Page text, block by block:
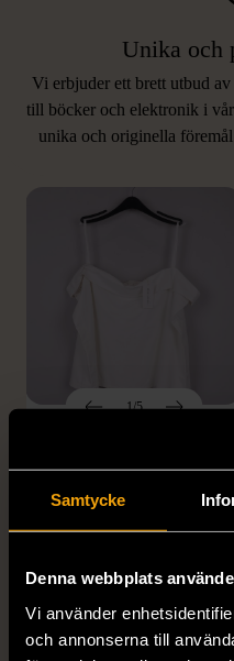
Samtycke
Denna webbplats
Vi använder
och annonserna till
Unika och
Vi erbjuder ett brett utbud
till böcker och elektronik i
unika och originella
LIKNANDE
Hitta produkter
1/5
Nytt skick
890 kr